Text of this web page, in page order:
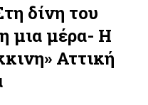
δίνη του
μια μέρα- Η
Αττική